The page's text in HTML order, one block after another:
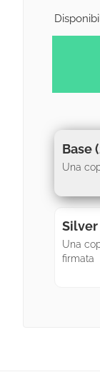
Base (
Una
Silver
Una
firmata